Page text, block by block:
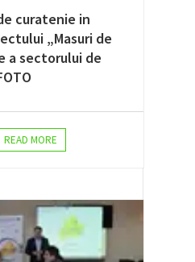
curatenie in
„Masuri de
a sectorului de
READ MORE